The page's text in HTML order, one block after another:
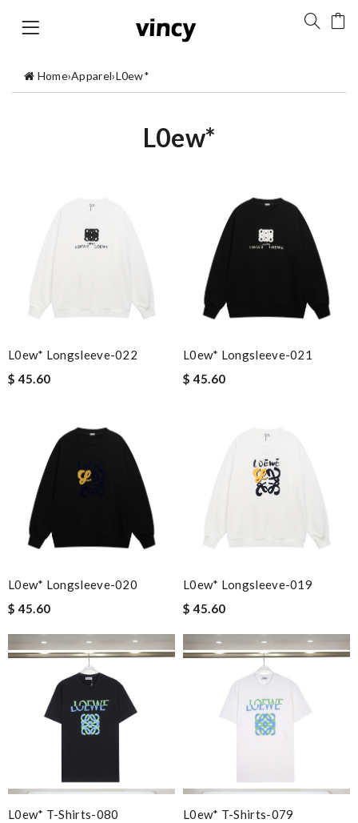
Home›Apparel›L0ew*
L0ew*
L0ew* Longsleeve-022
$ 45.60
L0ew* Longsleeve-021
$ 45.60
L0ew* Longsleeve-020
$ 45.60
L0ew* Longsleeve-019
$ 45.60
L0ew* T-Shirts-080
L0ew* T-Shirts-079